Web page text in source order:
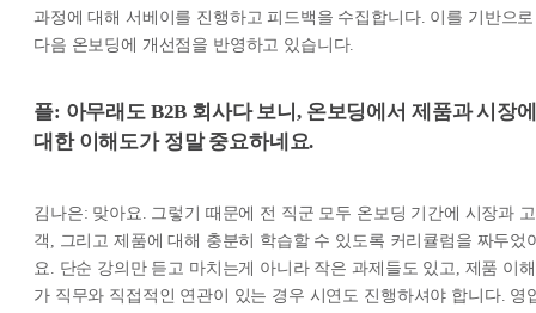
과정에 대해 서베이를 진행하고 피드백을 수집합니다. 이를 기반으로
다음 온보딩에 개선점을 반영하고 있습니다.
플: 아무래도 B2B 회사다 보니, 온보딩에서 제품과 시장에
대한 이해도가 정말 중요하네요.
김나은: 맞아요. 그렇기 때문에 전 직군 모두 온보딩 기간에 시장과 고
객, 그리고 제품에 대해 충분히 학습할 수 있도록 커리큘럼을 짜두었
요. 단순 강의만 듣고 마치는게 아니라 작은 과제들도 있고, 제품 이해
가 직무와 직접적인 연관이 있는 경우 시연도 진행하셔야 합니다. 영